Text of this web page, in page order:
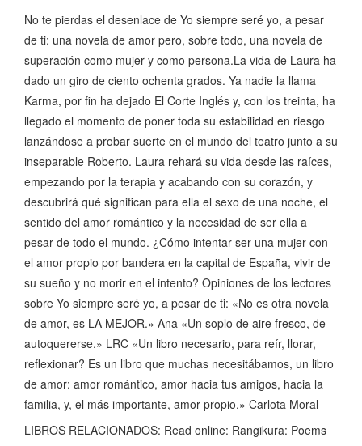
No te pierdas el desenlace de Yo siempre seré yo, a pesar
de ti: una novela de amor pero, sobre todo, una novela de
superación como mujer y como persona.La vida de Laura ha
dado un giro de ciento ochenta grados. Ya nadie la llama
Karma, por fin ha dejado El Corte Inglés y, con los treinta, ha
llegado el momento de poner toda su estabilidad en riesgo
lanzándose a probar suerte en el mundo del teatro junto a su
inseparable Roberto. Laura rehará su vida desde las raíces,
empezando por la terapia y acabando con su corazón, y
descubrirá qué significan para ella el sexo de una noche, el
sentido del amor romántico y la necesidad de ser ella a
pesar de todo el mundo. ¿Cómo intentar ser una mujer con
el amor propio por bandera en la capital de España, vivir de
su sueño y no morir en el intento? Opiniones de los lectores
sobre Yo siempre seré yo, a pesar de ti: «No es otra novela
de amor, es LA MEJOR.» Ana «Un soplo de aire fresco, de
autoquererse.» LRC «Un libro necesario, para reír, llorar,
reflexionar? Es un libro que muchas necesitábamos, un libro
de amor: amor romántico, amor hacia tus amigos, hacia la
familia, y, el más importante, amor propio.» Carlota Moral
LIBROS RELACIONADOS: Read online: Rangikura: Poems